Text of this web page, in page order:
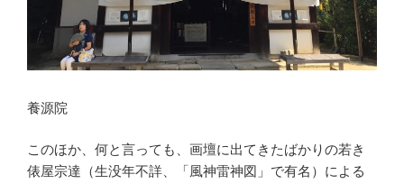
養源院
このほか、何と言っても、画壇に出てきたばかりの若き
俵屋宗達（生没年不詳、「風神雷神図」で有名）による